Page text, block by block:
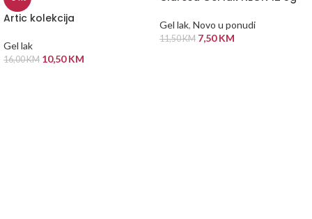
Artic kolekcija
Gel lak
16,00KM 10,50KM
Gel lak, Novo u ponudi
11,50KM 7,50KM